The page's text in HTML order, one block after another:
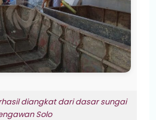
diangkat dari dasar sungai
Solo